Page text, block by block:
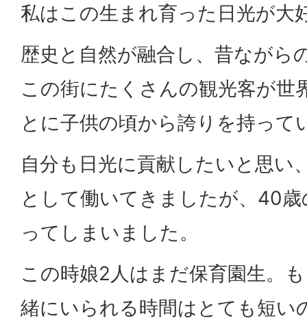
私はこの生まれ育った日光が大
歴史と自然が融合し、昔ながら
この街にたくさんの観光客が世
とに子供の頃から誇りを持って
自分も日光に貢献したいと思い
として働いてきましたが、40
ってしまいました。
この時娘2人はまだ保育園生。
緒にいられる時間はとても短い